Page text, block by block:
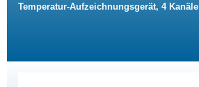
Temperatur-Aufzeichnungsgerät, 4 Kanäle